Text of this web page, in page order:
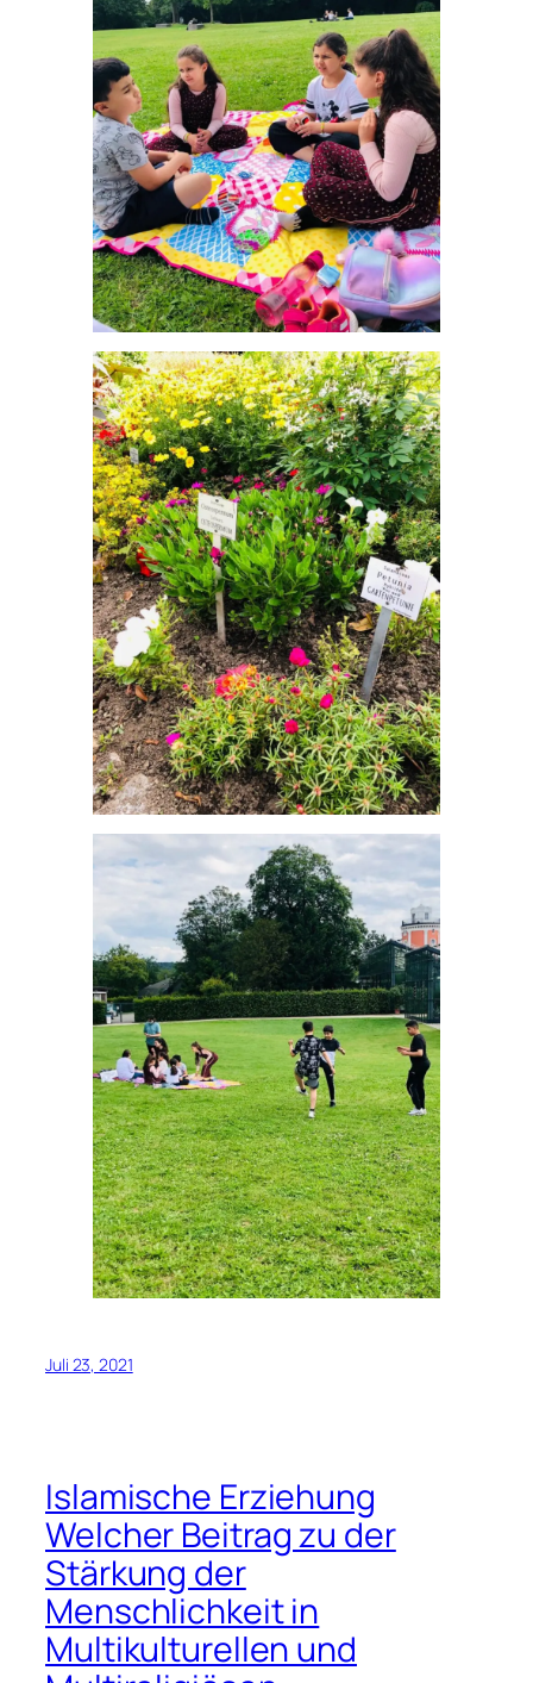
Juli 23, 2021
Islamische Erziehung
Welcher Beitrag zu der
Stärkung der
Menschlichkeit in
Multikulturellen und